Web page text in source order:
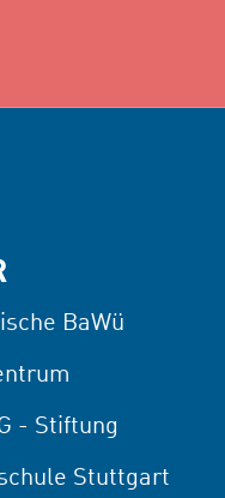
BaWü
- Stiftung
Stuttgart